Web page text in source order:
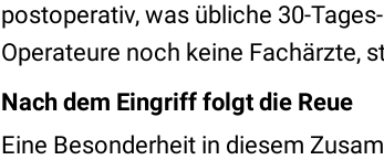
postoperativ, was übliche 30-
Operateure noch keine Fachärzte,
Nach dem Eingriff folgt die Reue
Eine Besonderheit in diesem